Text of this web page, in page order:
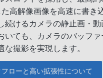
高解像画像を高速に書き
続けるカメラの静止画・
いても、カメラのバッファ
な撮影を実現します。
ローと高い拡張性について